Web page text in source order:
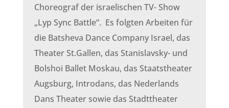
Choreograf der israelischen TV- Show
„Lyp Sync Battle“. Es folgten Arbeiten für
die Batsheva Dance Company Israel, das
Theater St.Gallen, das Stanislavsky- und
Bolshoi Ballet Moskau, das Staatstheater
Augsburg, Introdans, das Nederlands
Dans Theater sowie das Stadttheater